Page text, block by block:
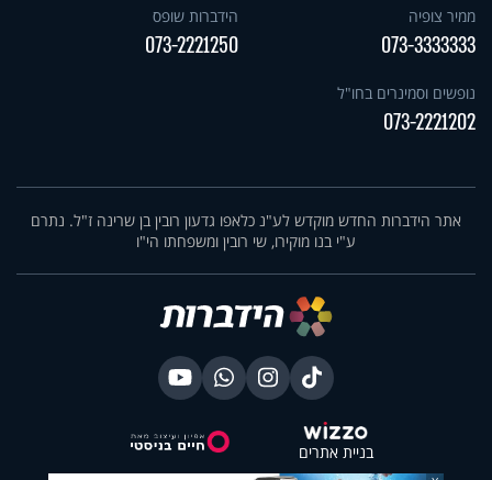
ממיר צופיה
073-3333333
הידברות שופס
073-2221250
נופשים וסמינרים בחו"ל
073-2221202
אתר הידברות החדש מוקדש לע"נ כלאפו גדעון רובין בן שרינה ז"ל. נתרם
ע"י בנו מוקירו, שי רובין ומשפחתו הי"ו
בניית אתרים